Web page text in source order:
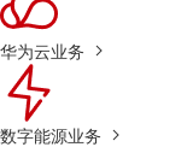
华为云业务
数字能源业务